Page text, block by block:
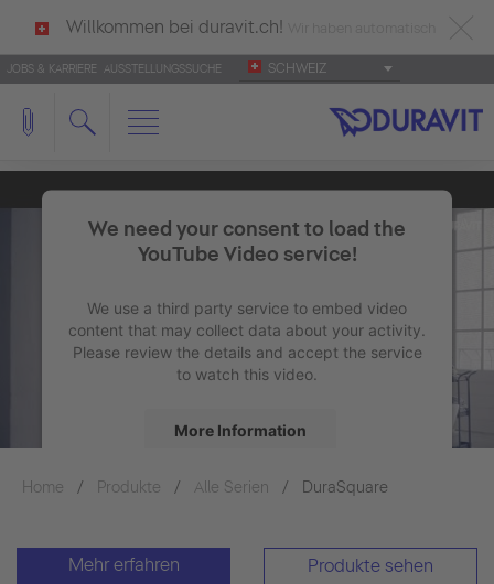
Willkommen bei duravit.ch!
deutsch als Ihre Sprache erkannt.
Français Italiano
JOBS & KARRIERE AUSSTELLUNGSSUCHE SCHWEIZ
We need your consent to load the
YouTube Video service!
We use a third party service to embed video
content that may collect data about your activity.
Please review the details and accept the service
to watch this video.
More Information
Accept
Home Produkte Alle Serien DuraSquare
Mehr erfahren Produkte sehen